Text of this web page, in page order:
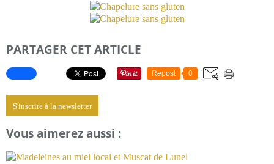
PARTAGER CET ARTICLE
Repost 0
S'inscrire à la newsletter
Vous aimerez aussi :